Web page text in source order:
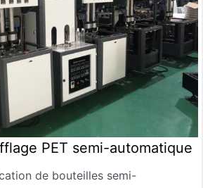
PET semi-automatique
de bouteilles semi-